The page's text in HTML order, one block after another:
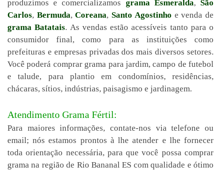
produzimos e comercializamos grama Esmeralda,São
Carlos, Bermuda,Coreana,Santo Agostinho e venda de
grama Batatais. As vendas estão acessíveis tanto para o
consumidor final, como para as instituições como
prefeituras e empresas privadas dos mais diversos setores.
Você poderá comprar grama para jardim, campo de futebol
e talude, para plantio em condomínios, residências,
chácaras, sítios, indústrias, paisagismo e jardinagem.
Atendimento Grama Fértil:
Para maiores informações, contate-nos via telefone ou
email; nós estamos prontos à lhe atender e lhe fornecer
toda orientação necessária, para que você possa comprar
grama na região de Rio Bananal ES com qualidade e ótimo